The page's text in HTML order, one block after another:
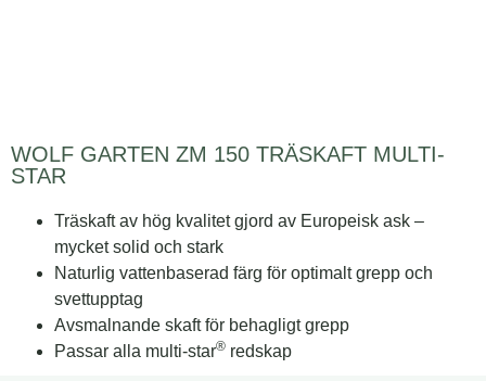
WOLF GARTEN ZM 150 TRÄSKAFT MULTI-
STAR
Träskaft av hög kvalitet gjord av Europeisk ask –
mycket solid och stark
Naturlig vattenbaserad färg för optimalt grepp och
svettupptag
Avsmalnande skaft för behagligt grepp
Passar alla multi-star® redskap